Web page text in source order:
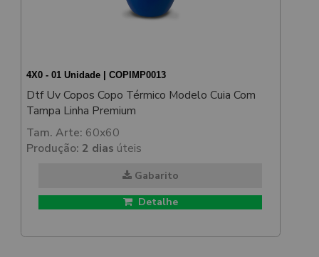
4X0 - 01 Unidade | COPIMP0013
Dtf Uv Copos Copo Térmico Modelo Cuia Com
Tampa Linha Premium
Tam. Arte: 60x60
Produção: 2 dias úteis
Gabarito
Detalhe